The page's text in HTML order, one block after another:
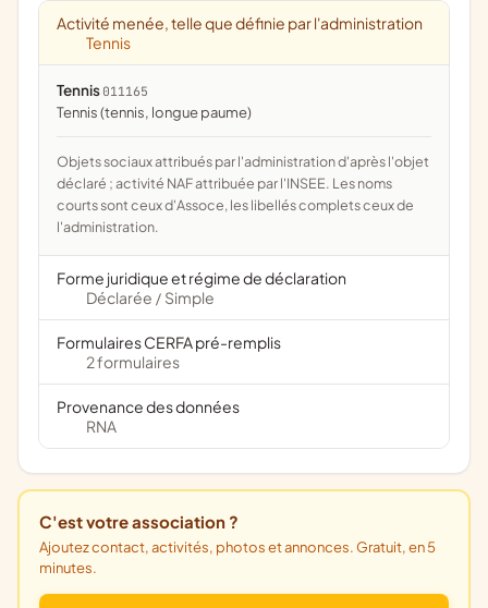
Activité menée, telle que définie par l'administration
Tennis
Tennis 011165
Tennis (tennis, longue paume)
Objets sociaux attribués par l'administration d'après l'objet
déclaré ; activité NAF attribuée par l'INSEE. Les noms
courts sont ceux d'Assoce, les libellés complets ceux de
l'administration.
Forme juridique et régime de déclaration
Déclarée / Simple
Formulaires CERFA pré-remplis
2 formulaires
Provenance des données
RNA
C'est votre association ?
Ajoutez contact, activités, photos et annonces. Gratuit, en 5
minutes.